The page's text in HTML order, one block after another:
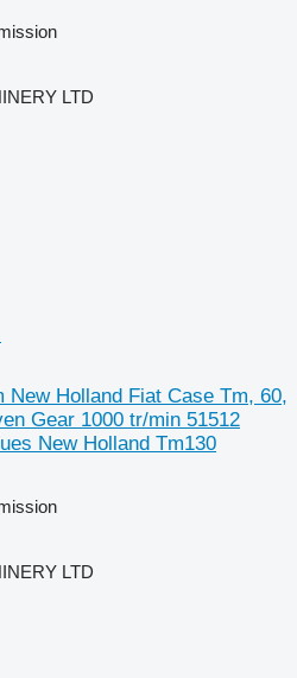
LTD
New Holland Fiat Case Tm, 60,
Gear 1000 tr/min 51512
New Holland Tm130
LTD